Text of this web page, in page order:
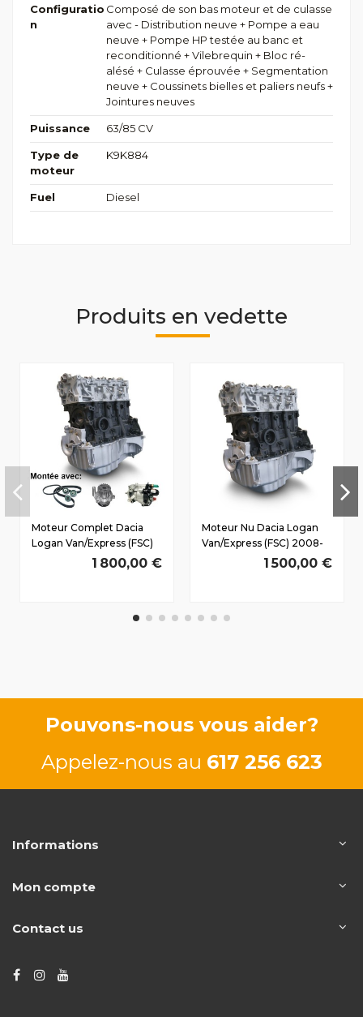
Configuratio
n
Composé de son bas moteur et de culasse
avec - Distribution neuve + Pompe a eau
neuve + Pompe HP testée au banc et
reconditionné + Vilebrequin + Bloc ré-
alésé + Culasse éprouvée + Segmentation
neuve + Coussinets bielles et paliers neufs +
Jointures neuves
Puissance 63/85 CV
Type de
moteur
K9K884
Fuel Diesel
Produits en vedette
Moteur Complet Dacia
Logan Van/Express (FSC)
2008-2011 1.5 D dCi1 800,00 €
Moteur Nu Dacia Logan
Van/Express (FSC) 2008-
2011 1.5 D dCi K9K794
1 500,00 €
Pouvons-nous vous aider?
Appelez-nous au 617 256 623
Informations
Mon compte
Contact us